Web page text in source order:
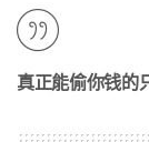
真正能偷你钱的